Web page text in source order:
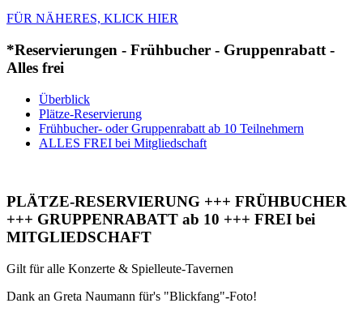
FÜR NÄHERES, KLICK HIER
*Reservierungen - Frühbucher - Gruppenrabatt -
Alles frei
Überblick
Plätze-Reservierung
Frühbucher- oder Gruppenrabatt ab 10 Teilnehmern
ALLES FREI bei Mitgliedschaft
PLÄTZE-RESERVIERUNG +++ FRÜHBUCHER
+++ GRUPPENRABATT ab 10 +++ FREI bei
MITGLIEDSCHAFT
Gilt für alle Konzerte & Spielleute-Tavernen
Dank an Greta Naumann für's "Blickfang"-Foto!